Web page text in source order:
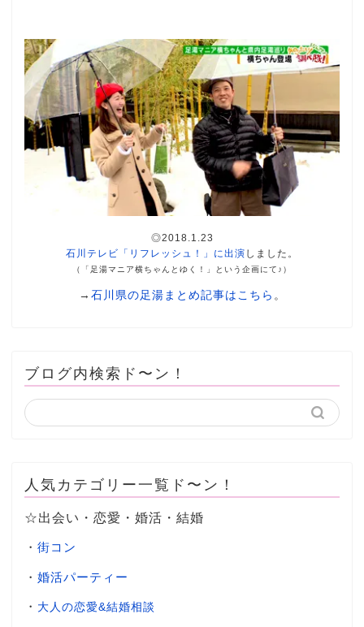
◎2018.1.23
石川テレビ「リフレッシュ！」に出演 しました。
（「足湯マニア横ちゃんとゆく！」という企画にて♪）
→ 石川県の足湯まとめ記事はこちら 。
ブログ内検索ド〜ン！
人気カテゴリー一覧ド〜ン！
☆出会い・恋愛・婚活・結婚
・ 街コン
・ 婚活パーティー
・ 大人の恋愛&結婚相談